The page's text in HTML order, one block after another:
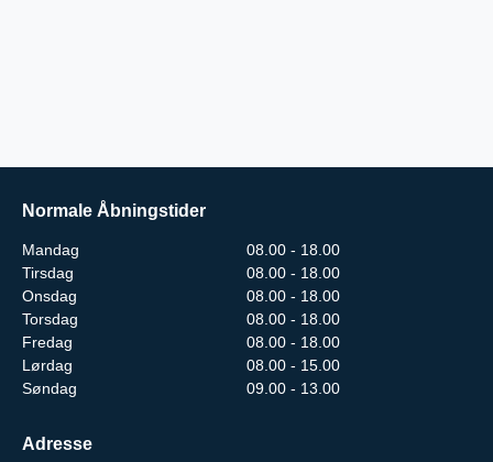
Normale Åbningstider
Mandag
08.00 - 18.00
Tirsdag
08.00 - 18.00
Onsdag
08.00 - 18.00
Torsdag
08.00 - 18.00
Fredag
08.00 - 18.00
Lørdag
08.00 - 15.00
Søndag
09.00 - 13.00
Adresse